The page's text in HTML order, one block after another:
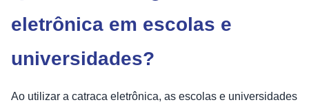
eletrônica em escolas e
universidades?
Ao utilizar a catraca eletrônica, as escolas e universidades